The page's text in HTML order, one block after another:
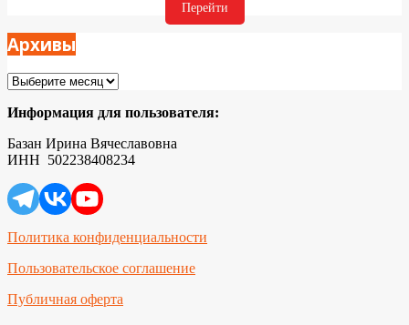
Перейти
Архивы
Архивы
Информация для пользователя:
Базан Ирина Вячеславовна
ИНН 502238408234
Политика конфиденциальности
Пользовательское соглашение
Публичная оферта